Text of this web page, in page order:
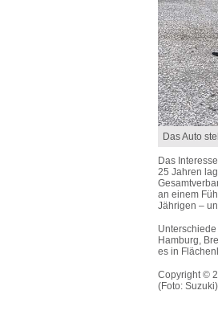
Das Auto
Das
25 Jahren
an einem
Jährigen –
Hamburg,
es in
Copyright ©
(Foto: Suzuki)